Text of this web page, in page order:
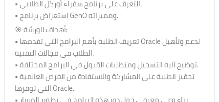
• التعرف على برنامج سفراء أوركل الطلابي.
• استعراض برنامج GenO ومميزاته.
🎯 أهداف الورشة:
• تعريف الطلبة بأهم البرامج التي تقدمها Oracle لدعم وتأهيل
الطلاب في مجالات التقنية.
• توضيح آلية التسجيل ومتطلبات القبول في البرامج المختلفة.
• تحفيز الطلبة على المشاركة والاستفادة من الفرص العالمية
التي توفرها Oracle.